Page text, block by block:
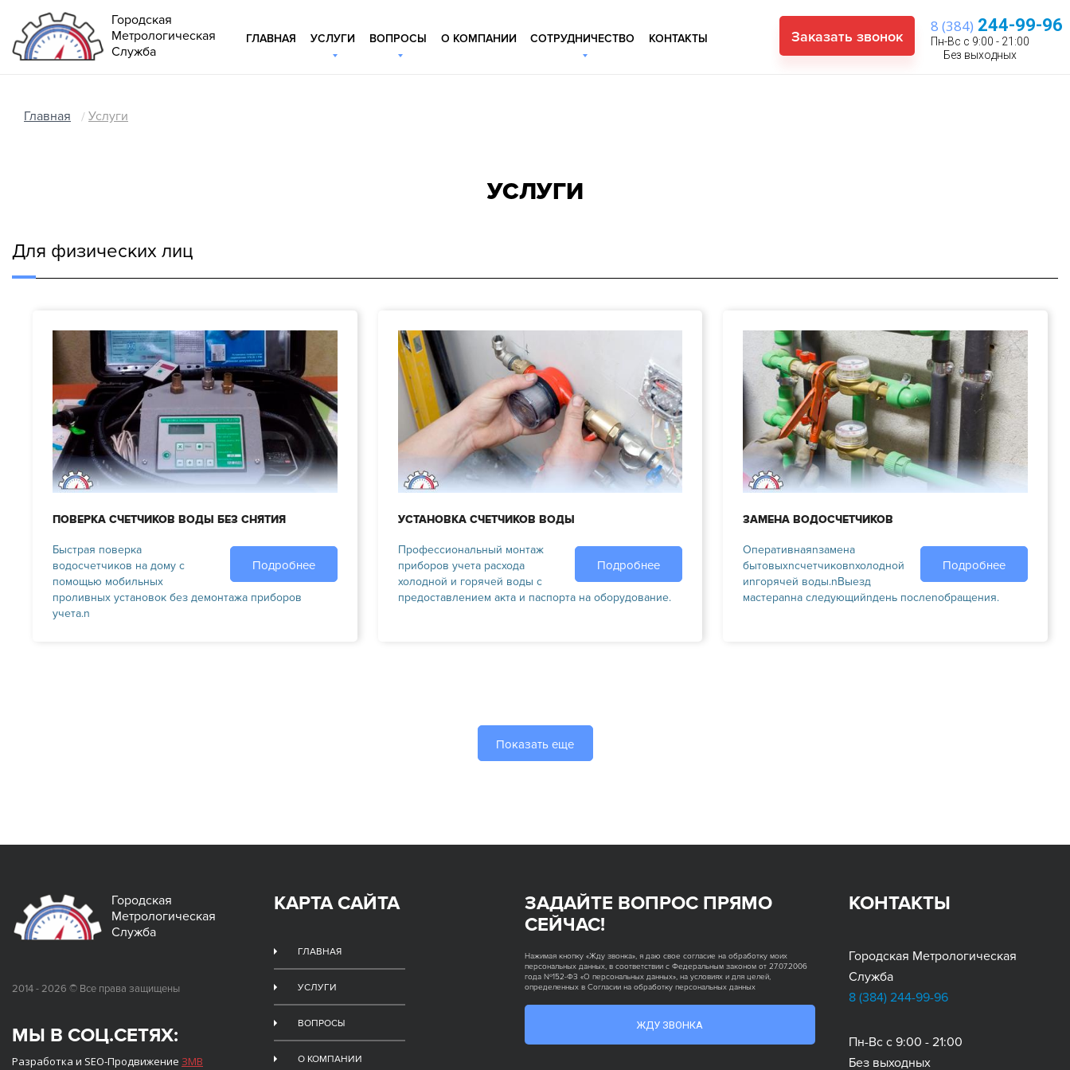
Городская
Метрологическая
Служба
ГЛАВНАЯ УСЛУГИ ВОПРОСЫ О КОМПАНИИ СОТРУДНИЧЕСТВО КОНТАКТЫ Заказать звонок
8 (384) 244-99-96
Пн-Вс с 9:00 - 21:00
Без выходных
Главная Услуги
УСЛУГИ
Для физических лиц
ПОВЕРКА СЧЕТЧИКОВ ВОДЫ БЕЗ СНЯТИЯ
Подробнее
Быстрая поверка
водосчетчиков на дому с
помощью мобильных
проливных установок без демонтажа приборов
учета.n
УСТАНОВКА СЧЕТЧИКОВ ВОДЫ
Подробнее
Профессиональный монтаж
приборов учета расхода
холодной и горячей воды с
предоставлением акта и паспорта на оборудование.
ЗАМЕНА ВОДОСЧЕТЧИКОВ
Подробнее
Оперативнаяnзамена
бытовыхnсчетчиковnхолодной
иnгорячей воды.nВыезд
мастераnна следующийnдень послеnобращения.
Показать еще
Городская
Метрологическая
Служба
2014 - 2026 © Все права защищены
МЫ В СОЦ.СЕТЯХ:
Разработка и SEO-Продвижение ЗМВ
КАРТА САЙТА
ГЛАВНАЯ
УСЛУГИ
ВОПРОСЫ
О КОМПАНИИ
ЗАДАЙТЕ ВОПРОС ПРЯМО
СЕЙЧАС!
Нажимая кнопку «Жду звонка», я даю свое согласие на обработку моих
персональных данных, в соответствии с Федеральным законом от 27.07.2006
года №152-ФЗ «О персональных данных», на условиях и для целей,
определенных в Согласии на обработку персональных данных
ЖДУ ЗВОНКА
КОНТАКТЫ
Городская Метрологическая
Служба
8 (384) 244-99-96
Пн-Вс с 9:00 - 21:00
Без выходных